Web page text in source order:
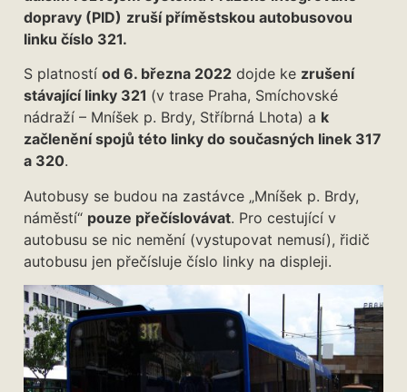
dopravy (PID) zruší příměstskou autobusovou
linku číslo 321.
S platností od 6. března 2022 dojde ke zrušení
stávající linky 321 (v trase Praha, Smíchovské
nádraží – Mníšek p. Brdy, Stříbrná Lhota) a k
začlenění spojů této linky do současných linek 317
a 320.
Autobusy se budou na zastávce „Mníšek p. Brdy,
náměstí“ pouze přečíslovávat. Pro cestující v
autobusu se nic nemění (vystupovat nemusí), řidič
autobusu jen přečísluje číslo linky na displeji.